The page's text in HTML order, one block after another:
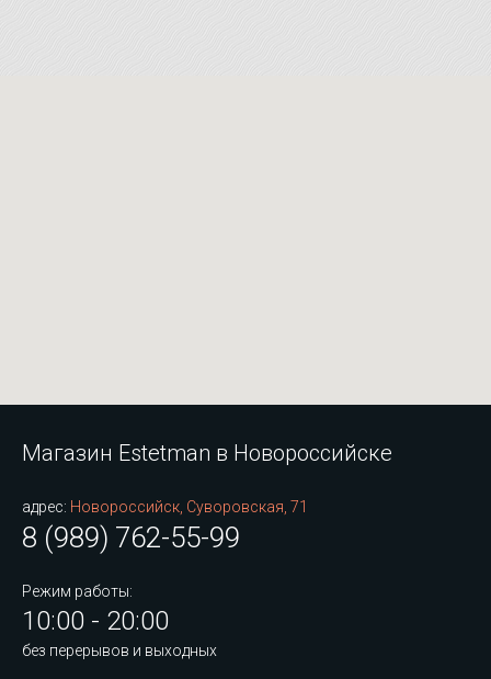
Магазин Estetman в Новороссийске
адрес: Новороссийск, Суворовская, 71
8 (989) 762-55-99
Режим работы:
10:00 - 20:00
без перерывов и выходных